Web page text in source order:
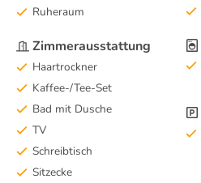
Ruheraum
Zimmerausstattung
Haartrockner
Kaffee-/Tee-Set
Bad mit Dusche
TV
Schreibtisch
Sitzecke